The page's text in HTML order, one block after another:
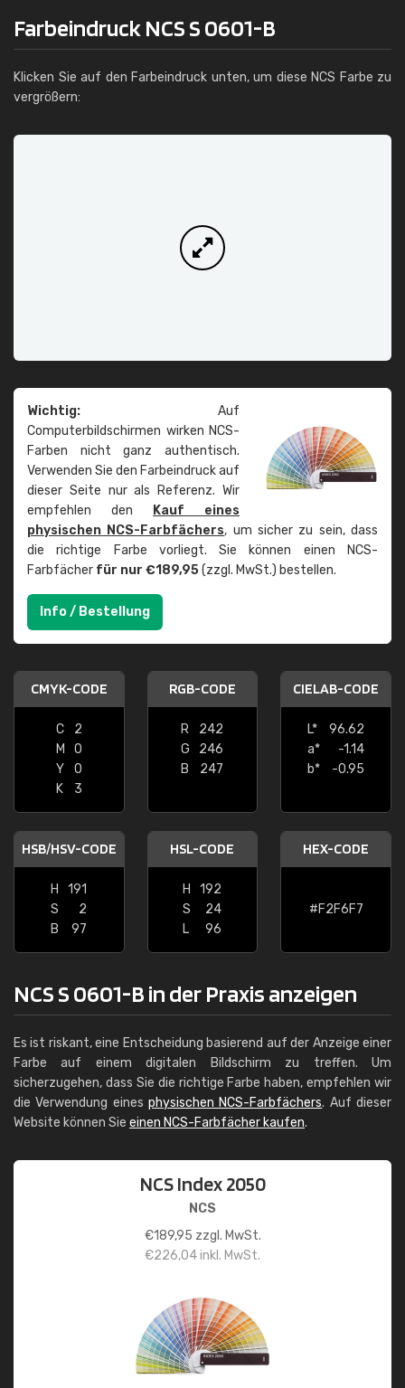
Farbeindruck NCS S 0601-B
Klicken Sie auf den Farbeindruck unten, um diese NCS Farbe zu
vergrößern:
Wichtig: Auf
Computerbildschirmen wirken NCS-
Farben nicht ganz authentisch.
Verwenden Sie den Farbeindruck auf
dieser Seite nur als Referenz. Wir
empfehlen den
Kauf eines
physischen NCS-Farbfächers, um sicher zu sein, dass
die richtige Farbe vorliegt. Sie können einen NCS-
Farbfächer für nur €189,95(zzgl. MwSt.) bestellen.
Info / Bestellung
CMYK-CODE
C
2
M
0
Y
0
K
3
RGB-CODE
R
242
G
246
B
247
CIELAB-CODE
L*
96.62
a*
-1.14
b*
-0.95
HSB/HSV-CODE
H
191
S
2
B
97
HSL-CODE
H
192
S
24
L
96
HEX-CODE
#F2F6F7
NCS S 0601-B in der Praxis anzeigen
Es ist riskant, eine Entscheidung basierend auf der Anzeige einer
Farbe auf einem digitalen Bildschirm zu treffen. Um
sicherzugehen, dass Sie die richtige Farbe haben, empfehlen wir
die Verwendung eines physischen NCS-Farbfächers. Auf dieser
Website können Sie einen NCS-Farbfächer kaufen.
NCS Index 2050
NCS
€189,95 zzgl. MwSt.
€226,04inkl. MwSt.